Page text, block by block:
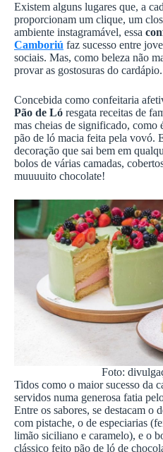
Existem alguns lugares que, a
proporcionam um clique, um
ambiente instagramável, essa
Camboriú faz sucesso entre
sociais. Mas, como beleza não
provar as gostosuras do cardápio.
Concebida como confeitaria
Pão de Ló resgata receitas de
mas cheias de significado, como
pão de ló macia feita pela vovó.
decoração que sai bem em
bolos de várias camadas,
muuuuito chocolate!
Foto:
Tidos como o maior sucesso da
servidos numa generosa fatia
Entre os sabores, se destacam o
com pistache, o de especiarias
limão siciliano e caramelo), e o
clássico feito pão de ló de